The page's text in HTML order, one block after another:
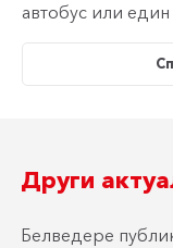
автобус или
Други
Белведере